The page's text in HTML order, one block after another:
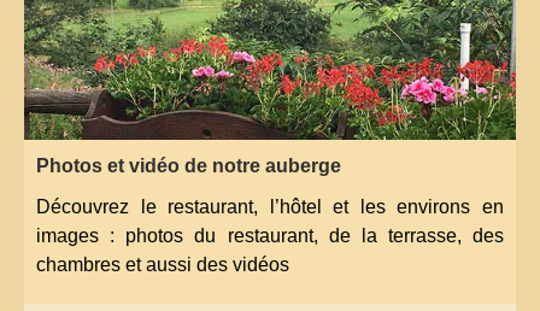
Photos et vidéo de notre auberge
Découvrez le restaurant, l’hôtel et les environs en
images : photos du restaurant, de la terrasse, des
chambres et aussi des vidéos